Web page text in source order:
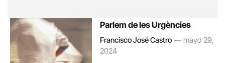
Parlem de les Urgències
Francisco José Castro
mayo 29,
2024